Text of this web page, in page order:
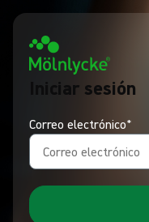
Iniciar sesión
Correo electrónico*